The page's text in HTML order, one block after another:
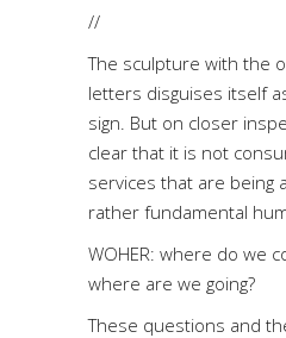
//
The sculpture with the
letters disguises itself
sign. But on closer
clear that it is not
services that are being
rather fundamental
WOHER: where do we
where are we going?
These questions and